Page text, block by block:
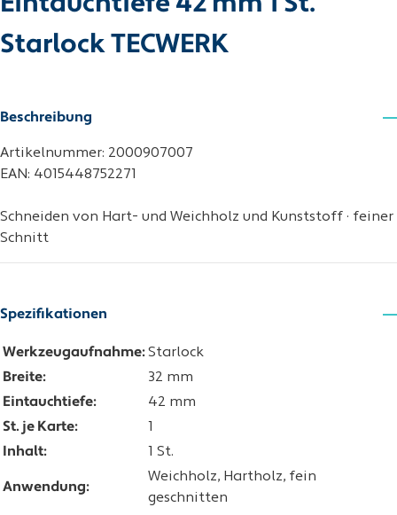
Starlock TECWERK
Beschreibung
Artikelnummer: 2000907007
EAN: 4015448752271
Schneiden von Hart- und Weichholz und Kunststoff · feiner
Schnitt
Spezifikationen
Werkzeugaufnahme: Starlock
Breite:
32 mm
Eintauchtiefe:
42 mm
St. je Karte:
Inhalt:
1 St.
Anwendung:
Weichholz, Hartholz, fein
geschnitten